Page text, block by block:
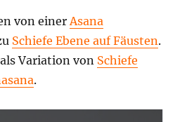
von einerAsana
Schiefe Ebene auf Fäusten.
Variation von Schiefe
.